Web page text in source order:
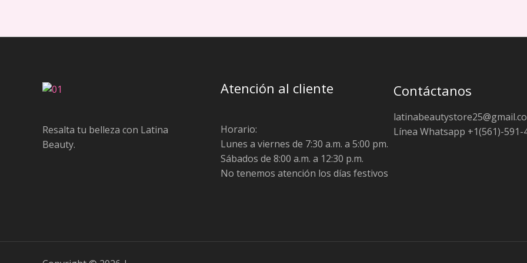
Resalta tu belleza con Latina
Beauty.
Atención al cliente
Horario:
Lunes a viernes de 7:30 a.m. a 5:00 pm.
Sábados de 8:00 a.m. a 12:30 p.m.
No tenemos atención los días festivos
Contáctanos
Línea Whatsapp +1(561)-591-